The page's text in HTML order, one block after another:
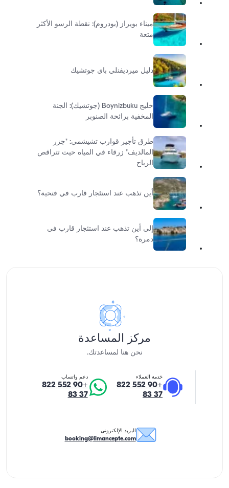
ميناء بويراز (بودروم): نقطة الرسو الأكثر
متعة
دليل ميرديفنلي باي جوتشيك
خليج Boynizbuku (جوتشيك): الجنة
المخفية برائحة الصنوبر
طرق تأجير قوارب تشيشمي: "جزر
المالديف" زرقاء في المياه حيث تتراقص
الرياح
أين تذهب عند استئجار قارب في فتحية؟
إلى أين تذهب عند استئجار قارب في
دمرة؟
مركز المساعدة
نحن هنا لمساعدتك.
خدمة العملاء
+90 552 822
37 83
دعم واتساب
+90 552 822
37 83
البريد الإلكتروني
booking@limancepte.com